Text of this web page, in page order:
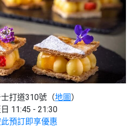
打道310號（地圖 ）
11:45 - 21:30
預訂即享優惠